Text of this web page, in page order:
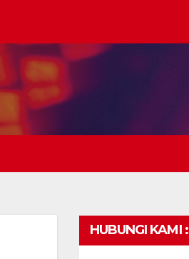
HUBUNGI KAMI :